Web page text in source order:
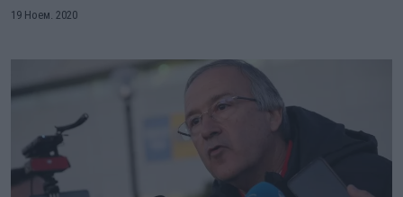
19 Ноем. 2020